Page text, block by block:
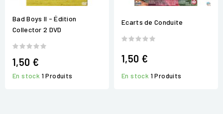
Bad Boys II - Édition
Collector 2 DVD
1,50 €
En stock 1 Produits
Ecarts de Conduite
1,50 €
En stock 1 Produits